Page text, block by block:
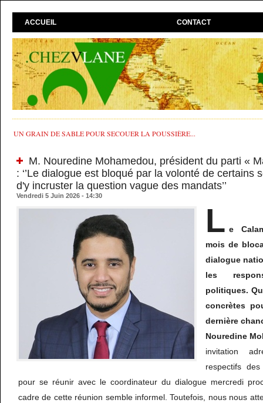
ACCUEIL CONTACT
UN GRAIN DE SABLE POUR SECOUER LA POUSSIÈRE...
M. Nouredine Mohamedou, président du parti «
: ‘’Le dialogue est bloqué par la volonté de certains
d'y incruster la question vague des mandats’’
Vendredi 5 Juin 2026 - 14:30
L e
mois de
dialogue
les
politiques.
concrètes
dernière
Nouredine
invitation
respectifs
pour se réunir avec le coordinateur du dialogue mercredi
cadre de cette réunion semble informel. Toutefois, nous nous